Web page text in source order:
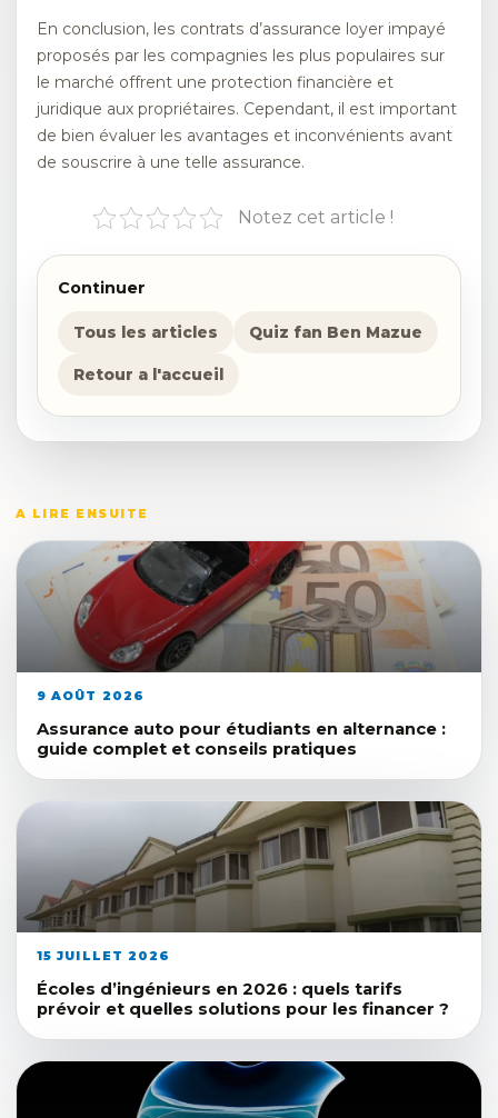
En conclusion, les contrats d’assurance loyer impayé
proposés par les compagnies les plus populaires sur
le marché offrent une protection financière et
juridique aux propriétaires. Cependant, il est important
de bien évaluer les avantages et inconvénients avant
de souscrire à une telle assurance.
Notez cet article !
Continuer
Tous les articles Quiz fan Ben Mazue
Retour a l'accueil
A LIRE ENSUITE
9 AOÛT 2026
Assurance auto pour étudiants en alternance :
guide complet et conseils pratiques
15 JUILLET 2026
Écoles d’ingénieurs en 2026 : quels tarifs
prévoir et quelles solutions pour les financer ?